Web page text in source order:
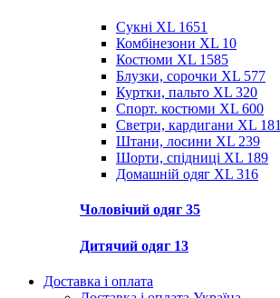
Cукні XL 1651
Комбінезони XL 10
Костюми XL 1585
Блузки, сорочки XL 577
Куртки, пальто XL 320
Спорт. костюми XL 600
Светри, кардигани XL 181
Штани, лосини XL 239
Шорти, спідниці XL 189
Домашній одяг XL 316
Чоловічий одяг 35
Дитячий одяг 13
Доставка і оплата